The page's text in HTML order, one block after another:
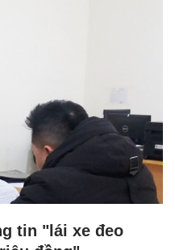
tin "lái xe đeo